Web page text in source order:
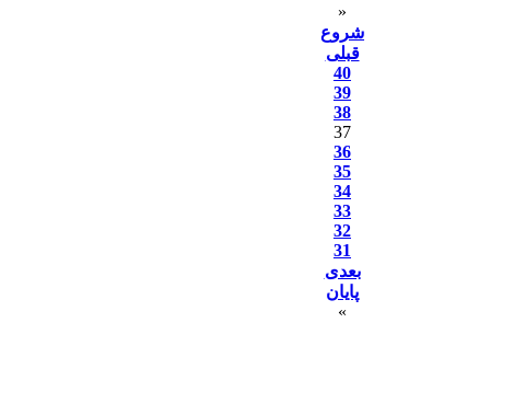
«
شروع
قبلی
40
39
38
37
36
35
34
33
32
31
بعدی
پایان
»